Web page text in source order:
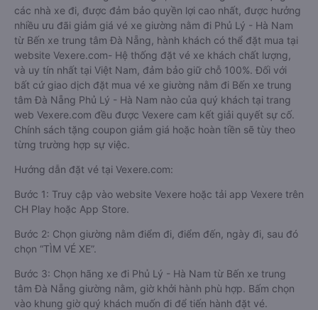
các nhà xe đi, được đảm bảo quyền lợi cao nhất, được hưởng
nhiều ưu đãi giảm giá vé xe giường nằm đi Phủ Lý - Hà Nam
từ Bến xe trung tâm Đà Nẵng, hành khách có thể đặt mua tại
website Vexere.com- Hệ thống đặt vé xe khách chất lượng,
và uy tín nhất tại Việt Nam, đảm bảo giữ chỗ 100%. Đối với
bất cứ giao dịch đặt mua vé xe giường nằm đi Bến xe trung
tâm Đà Nẵng Phủ Lý - Hà Nam nào của quý khách tại trang
web Vexere.com đều được Vexere cam kết giải quyết sự cố.
Chính sách tặng coupon giảm giá hoặc hoàn tiền sẽ tùy theo
từng trường hợp sự việc.
Hướng dẫn đặt vé tại Vexere.com:
Bước 1: Truy cập vào website Vexere hoặc tải app Vexere trên
CH Play hoặc App Store.
Bước 2: Chọn giường nằm điểm đi, điểm đến, ngày đi, sau đó
chọn “TÌM VÉ XE”.
Bước 3: Chọn hãng xe đi Phủ Lý - Hà Nam từ Bến xe trung
tâm Đà Nẵng giường nằm, giờ khởi hành phù hợp. Bấm chọn
vào khung giờ quý khách muốn đi để tiến hành đặt vé.